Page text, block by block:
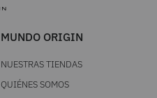
MUNDO ORIGIN
NUESTRAS TIENDAS
QUIÉNES SOMOS